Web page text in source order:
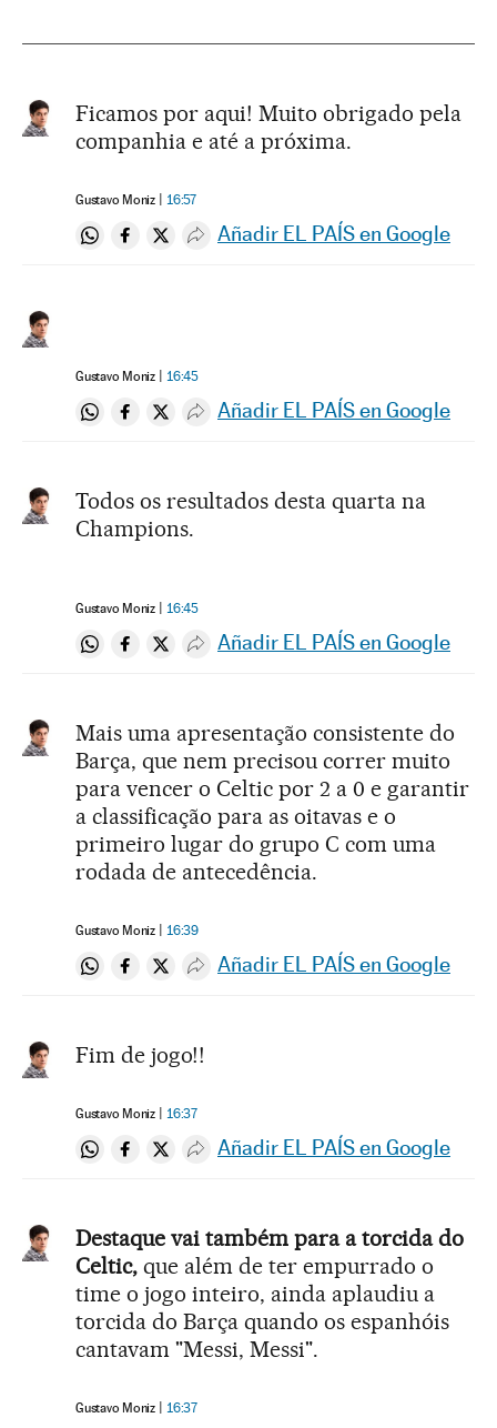
Ficamos por aqui! Muito obrigado pela
companhia e até a próxima.
Gustavo Moniz 16:57
Compartir en Whatsapp
Compartir en Facebook
Compartir en Twitter
Desplegar Redes Sociales
Añadir EL PAÍS en Google
Gustavo Moniz 16:45
Compartir en Whatsapp
Compartir en Facebook
Compartir en Twitter
Desplegar Redes Sociales
Añadir EL PAÍS en Google
Todos os resultados desta quarta na
Champions.
Gustavo Moniz 16:45
Compartir en Whatsapp
Compartir en Facebook
Compartir en Twitter
Desplegar Redes Sociales
Añadir EL PAÍS en Google
Mais uma apresentação consistente do
Barça, que nem precisou correr muito
para vencer o Celtic por 2 a 0 e garantir
a classificação para as oitavas e o
primeiro lugar do grupo C com uma
rodada de antecedência.
Gustavo Moniz 16:39
Compartir en Whatsapp
Compartir en Facebook
Compartir en Twitter
Desplegar Redes Sociales
Añadir EL PAÍS en Google
Fim de jogo!!
Gustavo Moniz 16:37
Compartir en Whatsapp
Compartir en Facebook
Compartir en Twitter
Desplegar Redes Sociales
Añadir EL PAÍS en Google
Destaque vai também para a torcida do
Celtic, que além de ter empurrado o
time o jogo inteiro, ainda aplaudiu a
torcida do Barça quando os espanhóis
cantavam "Messi, Messi".
Gustavo Moniz 16:37